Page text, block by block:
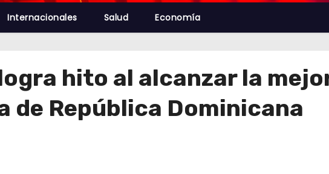
Internacionales Salud Economía
hito al alcanzar la
República Dominicana